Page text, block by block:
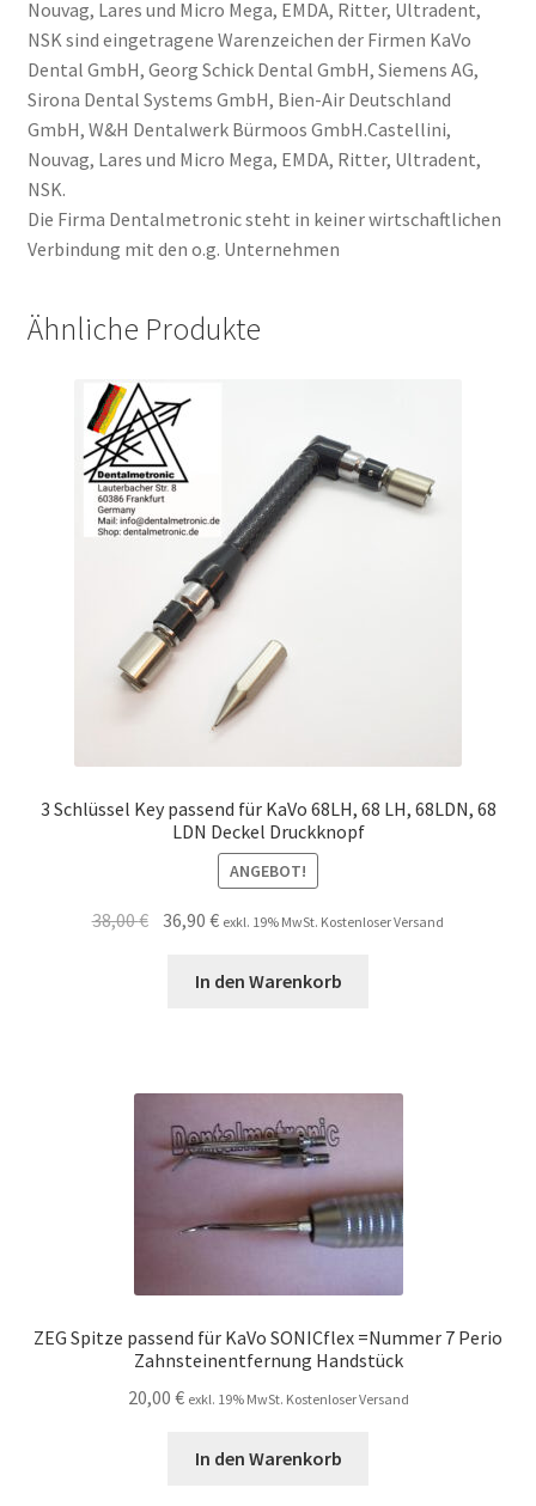
Nouvag, Lares und Micro Mega, EMDA, Ritter, Ultradent,
NSK sind eingetragene Warenzeichen der Firmen KaVo
Dental GmbH, Georg Schick Dental GmbH, Siemens AG,
Sirona Dental Systems GmbH, Bien-Air Deutschland
GmbH, W&H Dentalwerk Bürmoos GmbH.Castellini,
Nouvag, Lares und Micro Mega, EMDA, Ritter, Ultradent,
NSK.
Die Firma Dentalmetronic steht in keiner wirtschaftlichen
Verbindung mit den o.g. Unternehmen
Ähnliche Produkte
3 Schlüssel Key passend für KaVo 68LH, 68 LH, 68LDN, 68
LDN Deckel Druckknopf
ANGEBOT!
38,00€ Ursprünglicher
36,90€Aktueller
ist:
exkl. 19% MwSt. Kostenloser Versand
In den Warenkorb
ZEG Spitze passend für KaVo SONICflex =Nummer 7 Perio
Zahnsteinentfernung Handstück
20,00 € exkl. 19% MwSt. Kostenloser Versand
In den Warenkorb